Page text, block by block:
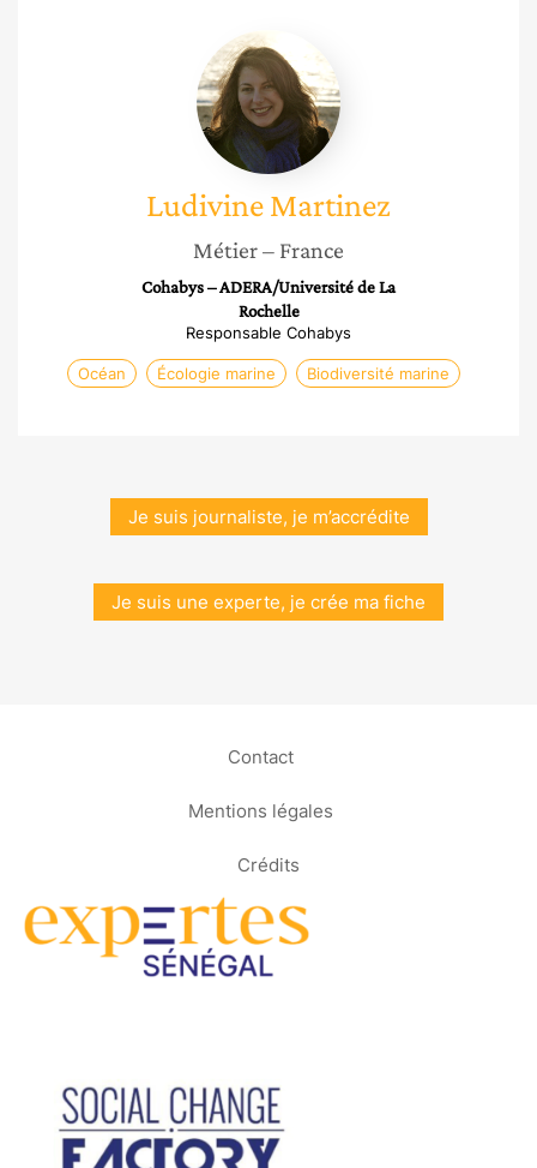
Ludivine
Martinez
LudivineMartinez
Métier– France
Cohabys – ADERA/Université de La
Rochelle
Responsable Cohabys
Océan Écologie marine Biodiversité marine
Je suis journaliste, je m’accrédite
Je suis une experte, je crée ma fiche
Contact
Mentions légales
Crédits